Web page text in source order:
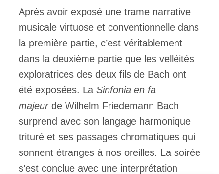
Après avoir exposé une trame narrative
musicale virtuose et conventionnelle dans
la première partie, c’est véritablement
dans la deuxième partie que les velléités
exploratrices des deux fils de Bach ont
été exposées. La Sinfonia en fa
majeurde Wilhelm Friedemann Bach
surprend avec son langage harmonique
trituré et ses passages chromatiques qui
sonnent étranges à nos oreilles. La soirée
s’est conclue avec une interprétation